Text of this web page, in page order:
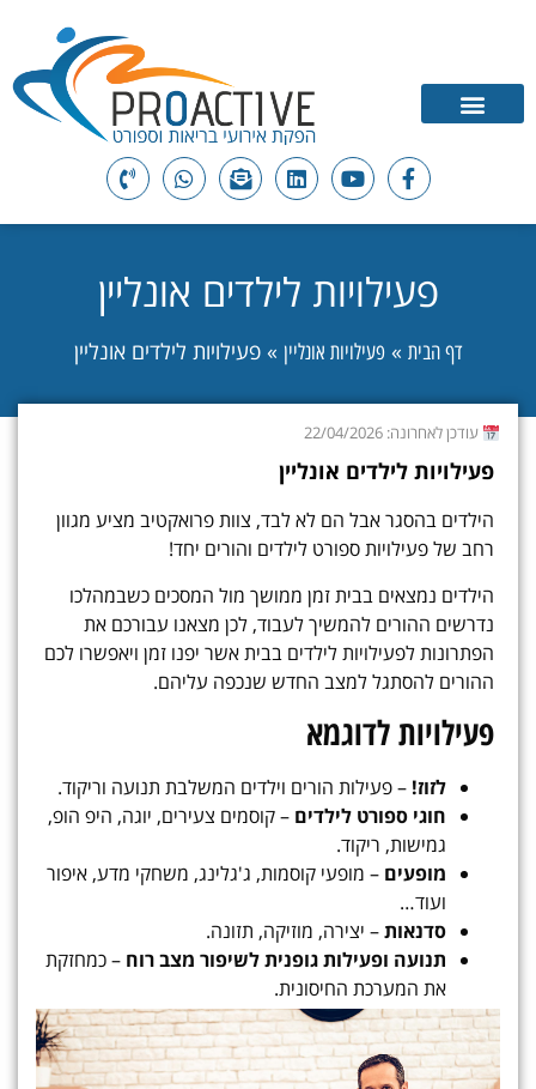
פעילויות לילדים אונליין
דף הבית » פעילויות אונליין » פעילויות לילדים אונליין
עודכן לאחרונה: 22/04/2026
פעילויות לילדים אונליין
הילדים בהסגר אבל הם לא לבד, צוות פרואקטיב מציע מגוון
רחב של פעילויות ספורט לילדים והורים יחד!
הילדים נמצאים בבית זמן ממושך מול המסכים כשבמהלכו
נדרשים ההורים להמשיך לעבוד, לכן מצאנו עבורכם את
הפתרונות לפעילויות לילדים בבית אשר יפנו זמן ויאפשרו לכם
ההורים להסתגל למצב החדש שנכפה עליהם.
פעילויות לדוגמא
לזוז! – פעילות הורים וילדים המשלבת תנועה וריקוד.
חוגי ספורט לילדים – קוסמים צעירים, יוגה, היפ הופ,
גמישות, ריקוד.
מופעים – מופעי קוסמות, ג'גלינג, משחקי מדע, איפור
ועוד…
סדנאות– יצירה, מוזיקה, תזונה.
תנועה ופעילות גופנית לשיפור מצב רוח – כמחזקת
את המערכת החיסונית.